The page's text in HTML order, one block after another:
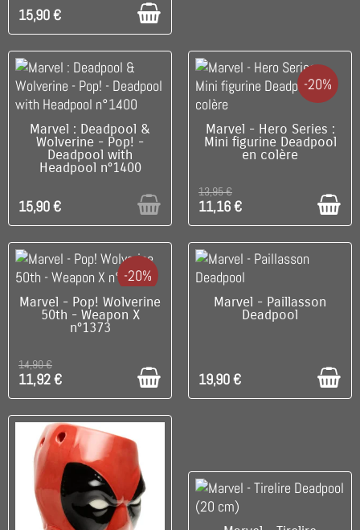
15,90 €
RUPTURE DE STOCK
Marvel : Deadpool &
Wolverine - Pop! -
Deadpool with
Headpool n°1400
15,90 €
-20%
C'EST LE DERNIER !
Marvel - Hero Series :
Mini figurine Deadpool
en colère
13,95 €
11,16 €
-20%
C'EST LE DERNIER !
Marvel - Pop! Wolverine
50th - Weapon X
n°1373
14,90 €
11,92 €
C'EST LE DERNIER !
Marvel - Paillasson
Deadpool
19,90 €